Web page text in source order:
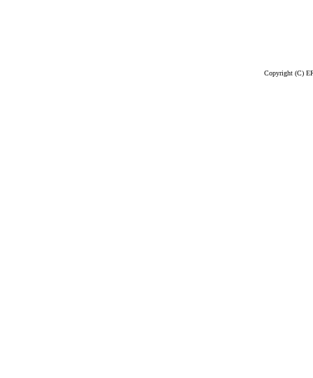
Copyright (C)